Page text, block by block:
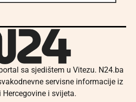
sa sjedištem u Vitezu. N24.ba
servisne informacije iz
Hercegovine i svijeta.